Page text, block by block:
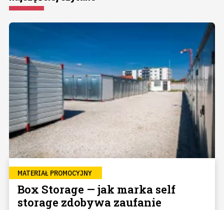
MATERIAŁ PROMOCYJNY
Box Storage — jak marka self
storage zdobywa zaufanie